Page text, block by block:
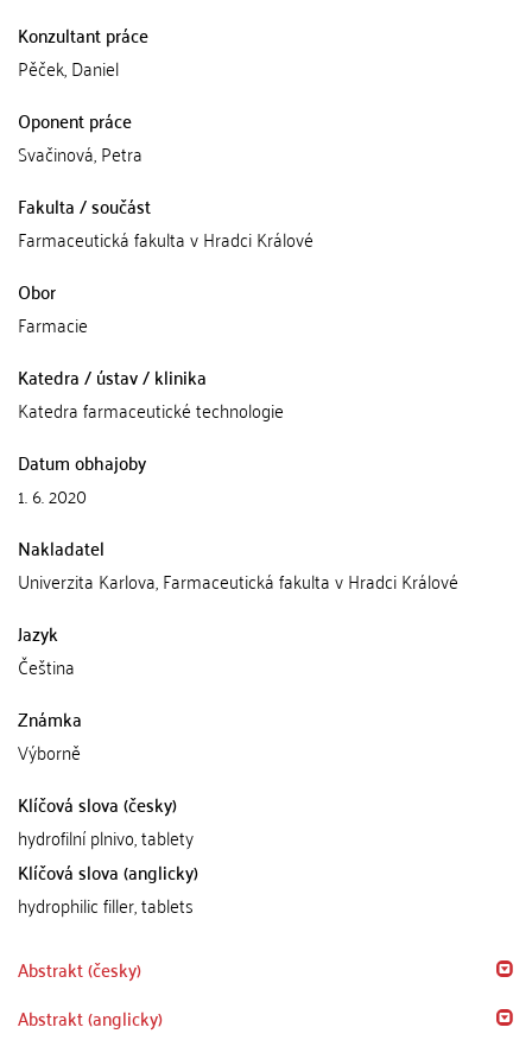
Konzultant práce
Pěček, Daniel
Oponent práce
Svačinová, Petra
Fakulta / součást
Farmaceutická fakulta v Hradci Králové
Obor
Farmacie
Katedra / ústav / klinika
Katedra farmaceutické technologie
Datum obhajoby
1. 6. 2020
Nakladatel
Univerzita Karlova, Farmaceutická fakulta v Hradci Králové
Jazyk
Čeština
Známka
Výborně
Klíčová slova (česky)
hydrofilní plnivo, tablety
Klíčová slova (anglicky)
hydrophilic filler, tablets
Abstrakt (česky)
Abstrakt (anglicky)